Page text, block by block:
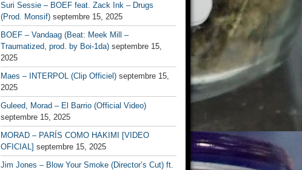
Suri Sessie – BOEF feat. Zack Ink – Drugs
(Prod. Monsif) septembre 15, 2025
BOEF – Vandaag (Beat: Meek Mill –
Traumatized, prod. by Boi-1da) septembre 15,
2025
Maes – INTERPOL (Clip Officiel) septembre 15,
2025
Guleed, Morad – El Barrio (Official Video)
septembre 15, 2025
MORAD – PARÍS COMO HAKIMI [VIDEO
OFICIAL] septembre 15, 2025
Jim Jones – Blow Your Smoke (Director’s Cut) ft.